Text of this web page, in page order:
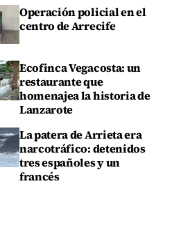
Operación policial en el
centro de Arrecife
Ecofinca Vegacosta: un
restaurante que
homenajea la historia de
Lanzarote
La patera de Arrieta era
narcotráfico: detenidos
tres españoles y un
francés